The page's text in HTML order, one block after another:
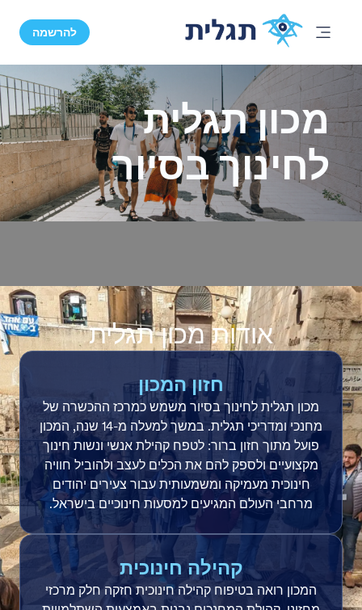
להרשמה
מכון תגלית
לחינוך בסיור
אודות מכון תגלית
חזון המכון
מכון תגלית לחינוך בסיור משמש כמרכז ההכשרה של
מחנכי ומדריכי תגלית. במשך למעלה מ-14 שנה, המכון
פועל מתוך חזון ברור: לטפח קהילת אנשי ונשות חינוך
מקצועיים ולספק להם את הכלים לעצב ולהוביל חוויה
חינוכית מעמיקה ומשמעותית עבור צעירים יהודים
מרחבי העולם המגיעים למסעות חינוכיים בישראל.
קהילה חינוכית
המכון רואה בטיפוח קהילה חינוכית חזקה חלק מרכזי